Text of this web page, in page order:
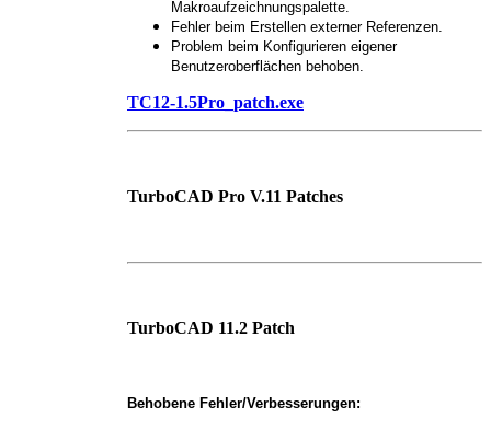
Makroaufzeichnungspalette.
Fehler beim Erstellen externer Referenzen.
Problem beim Konfigurieren eigener
Benutzeroberflächen behoben.
TC12-1.5Pro_patch.exe
TurboCAD Pro V.11 Patches
TurboCAD 11.2 Patch
Behobene Fehler/Verbesserungen: